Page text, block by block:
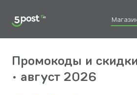
Промокоды и
• август 2026